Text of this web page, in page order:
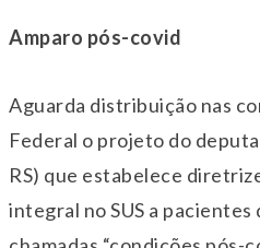
Amparo pós-covid
Aguarda distribuição nas
Federal o projeto do
RS) que estabelece
integral no SUS a pacientes